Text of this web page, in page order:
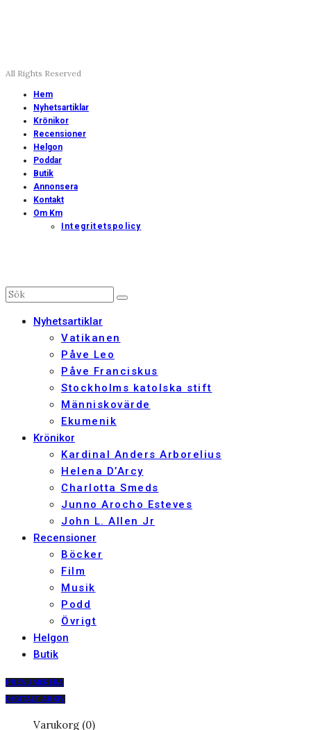
All Rights Reserved
Hem
Nyhetsartiklar
Krönikor
Recensioner
Helgon
Poddar
Butik
Annonsera
Kontakt
Om Km
Integritetspolicy
Nyhetsartiklar
Vatikanen
Påve Leo
Påve Franciskus
Stockholms katolska stift
Människovärde
Ekumenik
Krönikor
Kardinal Anders Arborelius
Helena D’Arcy
Charlotta Smeds
Junno Arocho Esteves
John L. Allen Jr
Recensioner
Böcker
Film
Musik
Podd
Övrigt
Helgon
Butik
PRENUMERERA
DIGITALT ARKIV
Varukorg (0)